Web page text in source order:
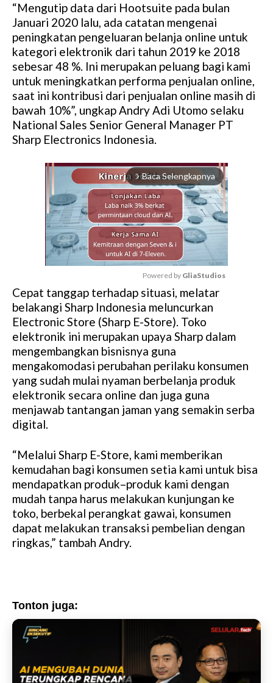
“Mengutip data dari Hootsuite pada bulan
Januari 2020 lalu, ada catatan mengenai
peningkatan pengeluaran belanja online untuk
kategori elektronik dari tahun 2019 ke 2018
sebesar 48 %. Ini merupakan peluang bagi kami
untuk meningkatkan performa penjualan online,
saat ini kontribusi dari penjualan online masih di
bawah 10%”, ungkap Andry Adi Utomo selaku
National Sales Senior General Manager PT
Sharp Electronics Indonesia.
arrow_forward_ios Baca Selengkapnya
M
u
e
Powered by GliaStudios
Cepat tanggap terhadap situasi, melatar
belakangi Sharp Indonesia meluncurkan
Electronic Store (Sharp E-Store). Toko
elektronik ini merupakan upaya Sharp dalam
mengembangkan bisnisnya guna
mengakomodasi perubahan perilaku konsumen
yang sudah mulai nyaman berbelanja produk
elektronik secara online dan juga guna
menjawab tantangan jaman yang semakin serba
digital.
“Melalui Sharp E-Store, kami memberikan
kemudahan bagi konsumen setia kami untuk bisa
mendapatkan produk–produk kami dengan
mudah tanpa harus melakukan kunjungan ke
toko, berbekal perangkat gawai, konsumen
dapat melakukan transaksi pembelian dengan
ringkas,” tambah Andry.
Tonton juga: